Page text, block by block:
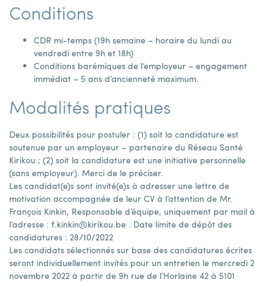
Conditions
CDR mi-temps (19h semaine – horaire du lundi au
vendredi entre 9h et 18h)
Conditions barémiques de l’employeur – engagement
immédiat – 5 ans d’ancienneté maximum.
Modalités pratiques
Deux possibilités pour postuler : (1) soit la candidature est
soutenue par un employeur – partenaire du Réseau Santé
Kirikou ; (2) soit la candidature est une initiative personnelle
(sans employeur). Merci de le préciser.
Les candidat(e)s sont invité(e)s à adresser une lettre de
motivation accompagnée de leur CV à l’attention de Mr.
François Kinkin, Responsable d’équipe, uniquement par mail à
l’adresse : f.kinkin@kirikou.be . Date limite de dépôt des
candidatures : 28/10/2022
Les candidats sélectionnés sur base des candidatures écrites
seront individuellement invités pour un entretien le mercredi 2
novembre 2022 à partir de 9h rue de l’Horlaine 42 à 5101